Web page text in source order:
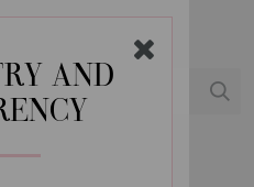
AND